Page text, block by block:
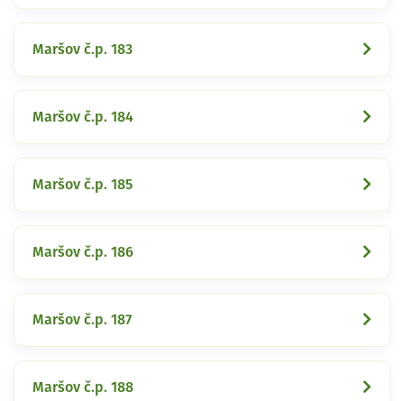
Maršov č.p. 183
Maršov č.p. 184
Maršov č.p. 185
Maršov č.p. 186
Maršov č.p. 187
Maršov č.p. 188